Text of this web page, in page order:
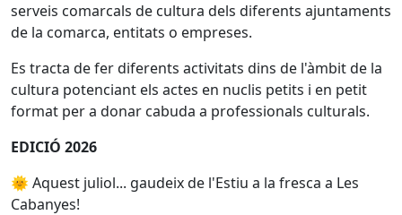
serveis comarcals de cultura dels diferents ajuntaments
de la comarca, entitats o empreses.
Es tracta de fer diferents activitats dins de l'àmbit de la
cultura potenciant els actes en nuclis petits i en petit
format per a donar cabuda a professionals culturals.
EDICIÓ 2026
🌞 Aquest juliol... gaudeix de l'Estiu a la fresca a Les
Cabanyes!